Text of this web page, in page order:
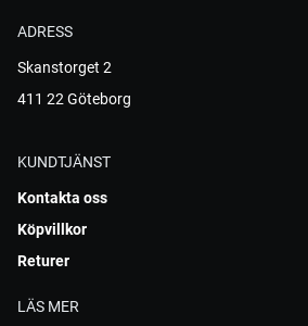
ADRESS
Skanstorget 2
411 22 Göteborg
KUNDTJÄNST
Kontakta oss
Köpvillkor
Returer
LÄS MER